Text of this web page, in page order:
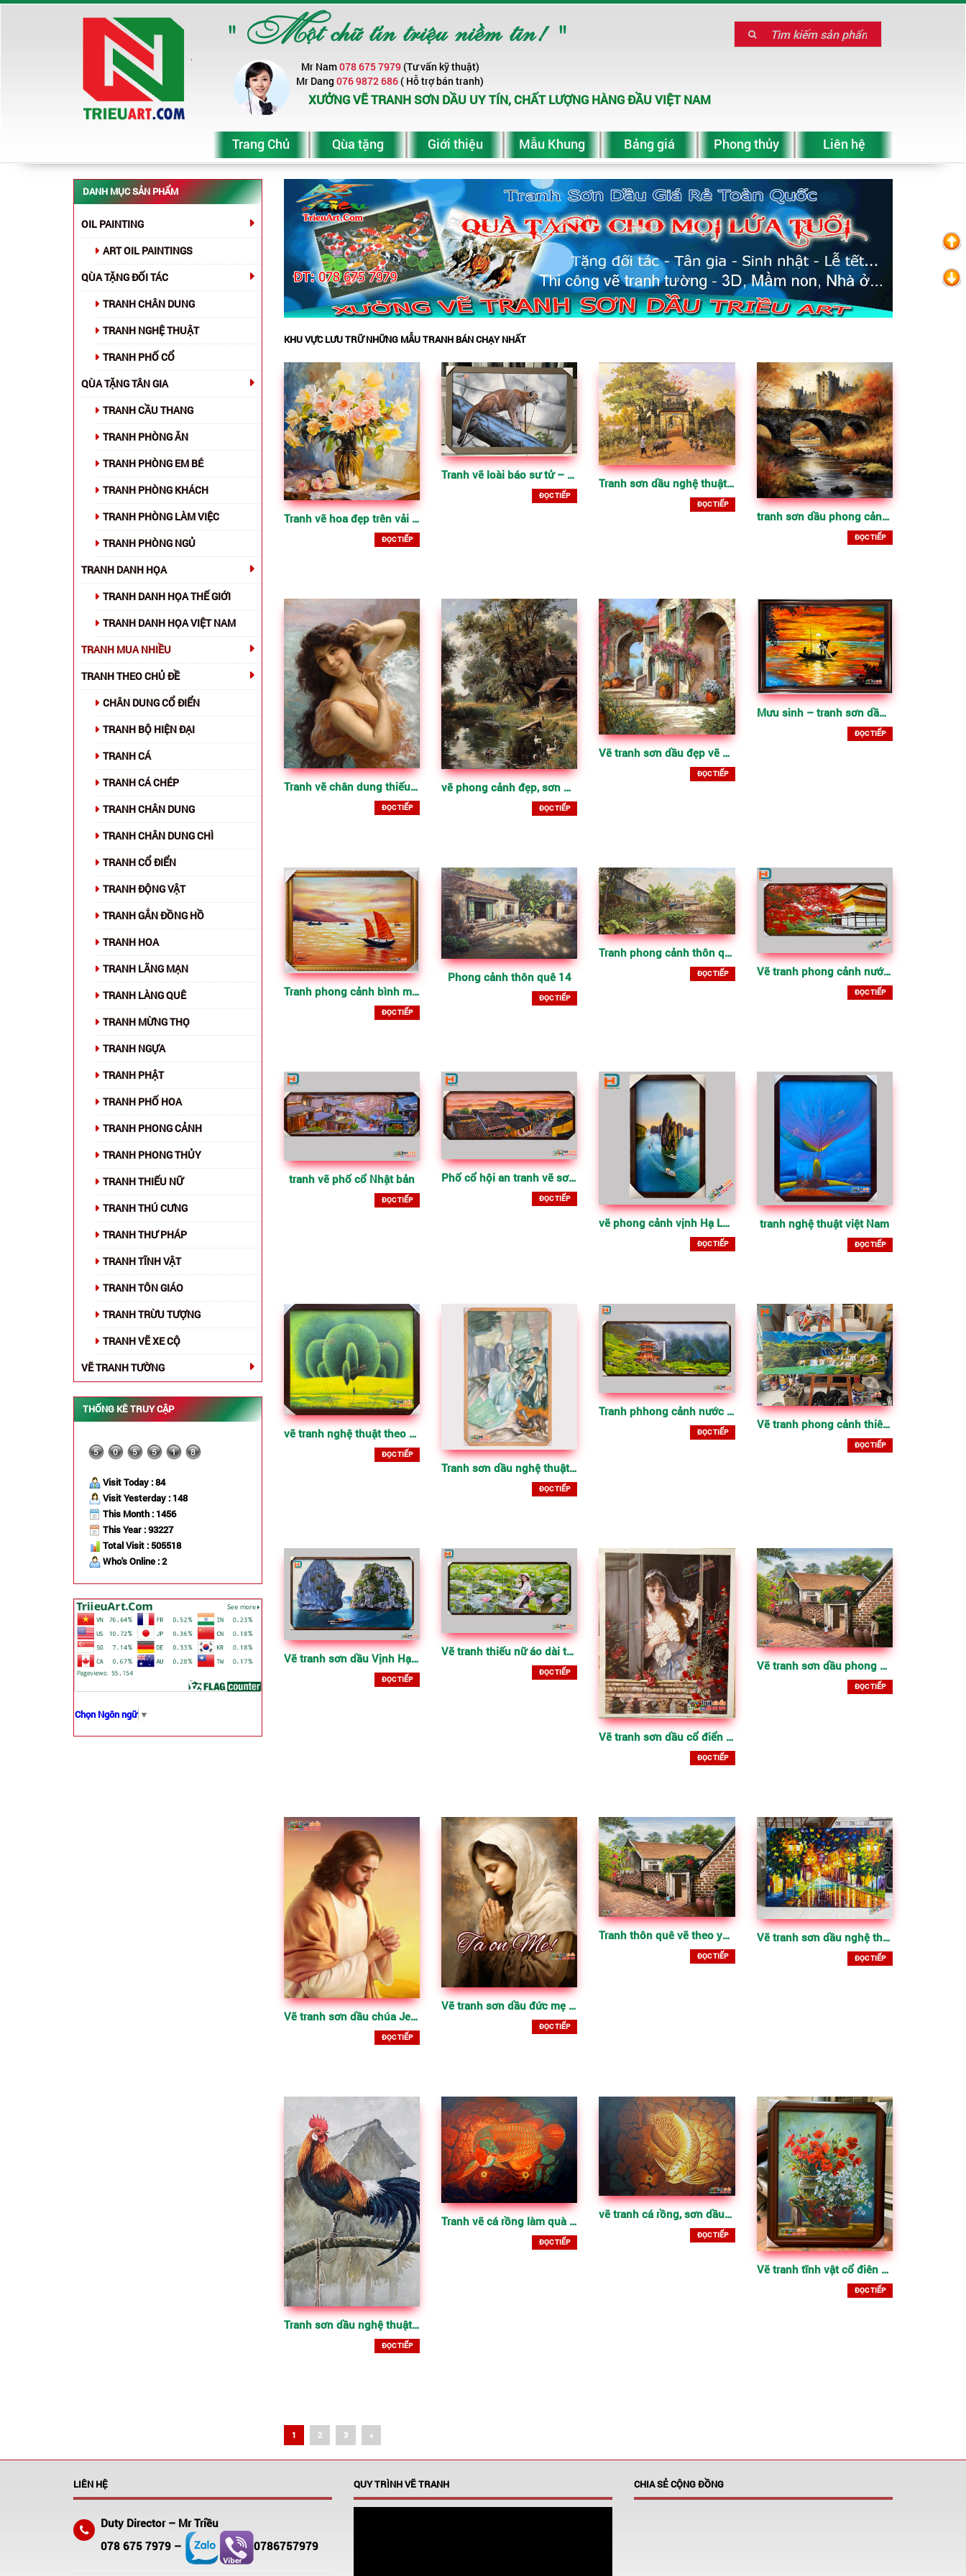
" Một chữ tín triệu niềm tin! "
Mr Nam078 675 7979(Tư vấn kỹ thuật)
Mr Dang 076 9872 686( Hỗ trợ bán tranh)
XƯỞNG VẼ TRANH SƠN DẦU UY TÍN, CHẤT LƯỢNG HÀNG ĐẦU VIỆT NAM
Trang Chủ Qùa tặng Giới thiệu Mẫu Khung Bảng giá Phong thủy Liên hệ
KHU VỰC LƯU TRỮ NHỮNG MẪU TRANH BÁN CHẠY NHẤT
Tranh vẽ hoa đẹp trên vải canvas
ĐỌC TIẾP
Tranh vẽ loài báo sư tử – vẽ sơn dầu trên vải canvas
ĐỌC TIẾP
Tranh sơn dầu nghệ thuật, tranh vẽ đẹp
ĐỌC TIẾP
tranh sơn dầu phong cảnh cổ điển
ĐỌC TIẾP
Tranh vẽ chân dung thiếu nữ khỏa thân đẹp
ĐỌC TIẾP
vẽ phong cảnh đẹp, sơn dầu trên vải bố
ĐỌC TIẾP
Vẽ tranh sơn dầu đẹp vẽ phong cảnh tây âu
ĐỌC TIẾP
Mưu sinh – tranh sơn dầu nghệ thuật trên toan
ĐỌC TIẾP
Tranh phong cảnh bình minh trên biển
ĐỌC TIẾP
Phong cảnh thôn quê 14
ĐỌC TIẾP
Tranh phong cảnh thôn quê 13
ĐỌC TIẾP Vẽ tranh phong cảnh nước ngoài
ĐỌC TIẾP
tranh vẽ phố cổ Nhật bản
ĐỌC TIẾP
Phố cổ hội an tranh vẽ sơn dầu
ĐỌC TIẾP
vẽ phong cảnh vịnh Hạ Long
ĐỌC TIẾP
tranh nghệ thuật việt Nam
ĐỌC TIẾP
vẽ tranh nghệ thuật theo yêu cầu
ĐỌC TIẾP
Tranh sơn dầu nghệ thuật trừu tượng
ĐỌC TIẾP
Tranh phhong cảnh nước ngoài vẽ trên toan
ĐỌC TIẾP
Vẽ tranh phong cảnh thiên nhiên thác núi
ĐỌC TIẾP
Vẽ tranh sơn dầu Vịnh Hạ Long
ĐỌC TIẾP
Vẽ tranh thiếu nữ áo dài trên đầm sen
ĐỌC TIẾP
Vẽ tranh sơn dầu cổ điển tại TPHCM
ĐỌC TIẾP
Vẽ tranh sơn dầu phong cảnh thôn xưa
ĐỌC TIẾP
Vẽ tranh sơn dầu chúa Jesu theo yêu cầu
ĐỌC TIẾP
Vẽ tranh sơn dầu đức mẹ Maria
ĐỌC TIẾP
Tranh thôn quê vẽ theo yêu cầu
ĐỌC TIẾP
Vẽ tranh sơn dầu nghệ thuật đắp bay
ĐỌC TIẾP
Tranh sơn dầu nghệ thuật làm quà tân gia
ĐỌC TIẾP
Tranh vẽ cá rồng làm quà tặng tân gia
ĐỌC TIẾP
vẽ tranh cá rồng, sơn dầu trên toan
ĐỌC TIẾP
Vẽ tranh tĩnh vật cổ điên đẹp
ĐỌC TIẾP
Products navigation
1 2 3 »
DANH MỤC SẢN PHẨM
OIL PAINTING
ART OIL PAINTINGS
QÙA TẶNG ĐỐI TÁC
TRANH CHÂN DUNG
TRANH NGHỆ THUẬT
TRANH PHỐ CỔ
QÙA TẶNG TÂN GIA
TRANH CẦU THANG
TRANH PHÒNG ĂN
TRANH PHÒNG EM BÉ
TRANH PHÒNG KHÁCH
TRANH PHÒNG LÀM VIỆC
TRANH PHÒNG NGỦ
TRANH DANH HỌA
TRANH DANH HỌA THẾ GIỚI
TRANH DANH HỌA VIỆT NAM
TRANH MUA NHIỀU
TRANH THEO CHỦ ĐỀ
CHÂN DUNG CỔ ĐIỂN
TRANH BỘ HIỆN ĐẠI
TRANH CÁ
TRANH CÁ CHÉP
TRANH CHÂN DUNG
TRANH CHÂN DUNG CHÌ
TRANH CỔ ĐIỂN
TRANH ĐỘNG VẬT
TRANH GẮN ĐỒNG HỒ
TRANH HOA
TRANH LÃNG MẠN
TRANH LÀNG QUÊ
TRANH MỪNG THỌ
TRANH NGỰA
TRANH PHẬT
TRANH PHỐ HOA
TRANH PHONG CẢNH
TRANH PHONG THỦY
TRANH THIẾU NỮ
TRANH THÚ CƯNG
TRANH THƯ PHÁP
TRANH TĨNH VẬT
TRANH TÔN GIÁO
TRANH TRỪU TƯỢNG
TRANH VẼ XE CỘ
VẼ TRANH TƯỜNG
THỐNG KÊ TRUY CẬP
Visit Today : 84
Visit Yesterday : 148
This Month : 1456
This Year : 93227
Total Visit : 505518
Who's Online : 2
Chọn Ngôn ngữ ▼
LIÊN HỆ
Duty Director – Mr Triều
078 675 7979 –
0786757979
QUY TRÌNH VẼ TRANH CHIA SẺ CỘNG ĐỒNG